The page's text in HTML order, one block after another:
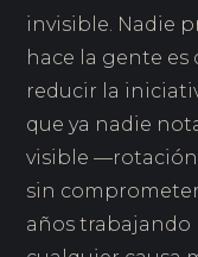
invisible. Nadie
hace la gente es
reducir la
que ya nadie
visible
sin
años trabajando